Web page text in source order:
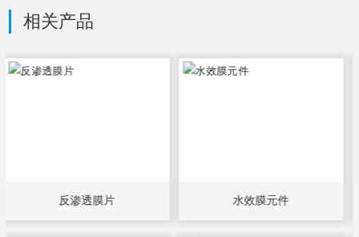
相关产品
反渗透膜片 水效膜元件